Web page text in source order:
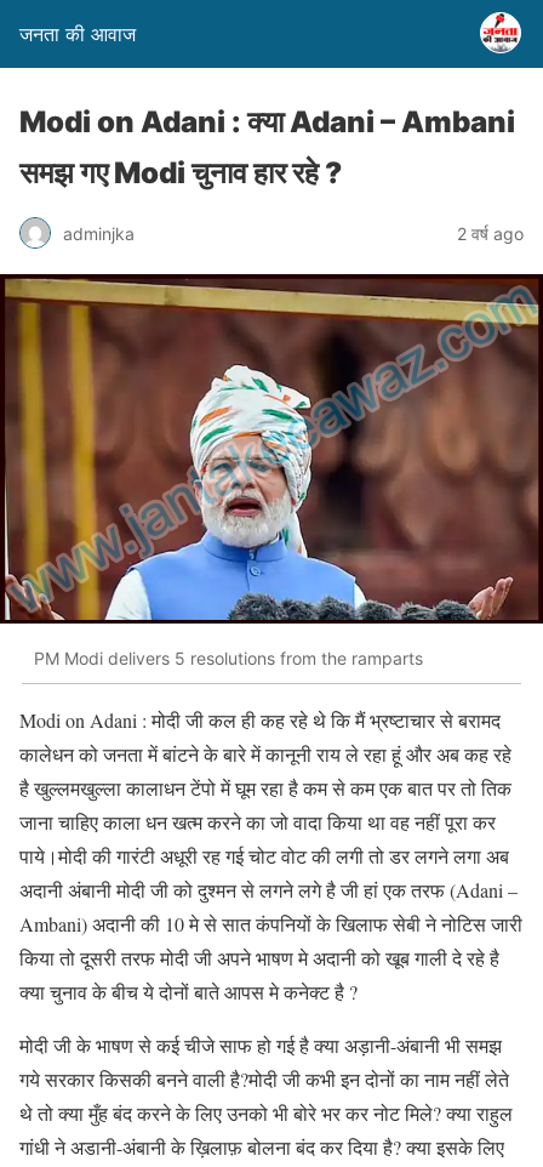
जनता की आवाज
Modi on Adani : क्या Adani – Ambani
समझ गए Modi चुनाव हार रहे ?
adminjka 2 वर्ष ago
PM Modi delivers 5 resolutions from the ramparts
Modi on Adani : मोदी जी कल ही कह रहे थे कि मैं भ्रष्टाचार से बरामद
कालेधन को जनता में बांटने के बारे में कानूनी राय ले रहा हूं और अब कह रहे
है खुल्लमखुल्ला कालाधन टेंपो में घूम रहा है कम से कम एक बात पर तो तिक
जाना चाहिए काला धन खत्म करने का जो वादा किया था वह नहीं पूरा कर
पाये।मोदी की गारंटी अधूरी रह गई चोट वोट की लगी तो डर लगने लगा अब
अदानी अंबानी मोदी जी को दुश्मन से लगने लगे है जी हां एक तरफ (Adani –
Ambani) अदानी की 10 मे से सात कंपनियों के खिलाफ सेबी ने नोटिस जारी
किया तो दूसरी तरफ मोदी जी अपने भाषण मे अदानी को खूब गाली दे रहे है
क्या चुनाव के बीच ये दोनों बाते आपस मे कनेक्ट है ?
मोदी जी के भाषण से कई चीजे साफ हो गई है क्या अड़ानी-अंबानी भी समझ
गये सरकार किसकी बनने वाली है?मोदी जी कभी इन दोनों का नाम नहीं लेते
थे तो क्या मुँह बंद करने के लिए उनको भी बोरे भर कर नोट मिले? क्या राहुल
गांधी ने अडानी-अंबानी के ख़िलाफ़ बोलना बंद कर दिया है? क्या इसके लिए